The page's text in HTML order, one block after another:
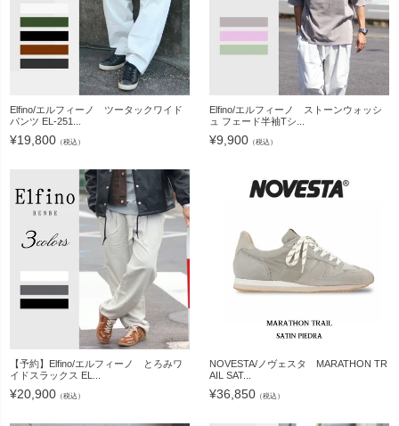
Elfino/エルフィーノ ツータックワイド
パンツ EL-251...
¥19,800 （税込）
Elfino/エルフィーノ ストーンウォッシ
ュ フェード半袖Tシ...
¥9,900 （税込）
【予約】Elfino/エルフィーノ とろみワ
イドスラックス EL...
¥20,900 （税込）
NOVESTA/ノヴェスタ MARATHON TR
AIL SAT...
¥36,850 （税込）